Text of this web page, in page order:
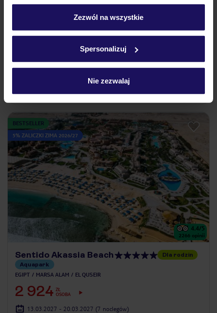
personalizować swój wybór wchodząc w zakładkę
Szczegółowe informacje o plikach cookie znajdziesz
Zezwól na wszystkie
Spersonalizuj
Nie zezwalaj
EGIPT MARSA ALAM MARSA ALAM
All Inclusive
BESTSELLER
5% ZALICZKI ZIMA 2026/27
4.4/5
2266 opinii
Sentido Akassia Beach
Dla rodzin
Aquapark
EGIPT MARSA ALAM EL QUSEIR
2 924 ZŁ
OSOBA
13.03.2027 - 20.03.2027 (7 noclegów)